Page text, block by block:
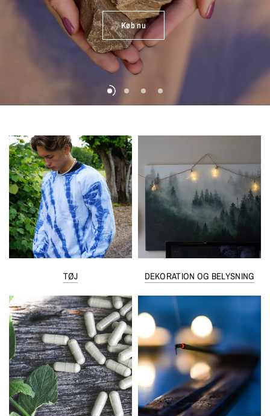
Køb nu
Køb nu
Fjernbetjeningmedfølger
Køb nu
liv...
Køb nu
TØJ DEKORATION OG BELYSNING